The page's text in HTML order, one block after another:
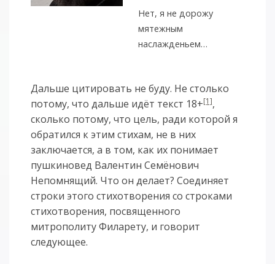
Нет, я не дорожу
мятежным
наслажденьем…
Даль­ше ци­ти­ро­вать не бу­ду. Не столь­ко
по­то­му, что даль­ше идёт текст 18+[1],
сколь­ко по­то­му, что цель, ра­ди ко­то­рой я
об­ра­тил­ся к этим сти­хам, не в них
заключается, а в том, как их понимает
пушкиновед Валентин Семёнович
Непомнящий. Что он делает? Соединяет
строки этого стихотворения со строками
стихотворения, посвященного
митрополиту Филарету, и говорит
следующее.